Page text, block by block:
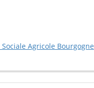
Agricole Bourgogne